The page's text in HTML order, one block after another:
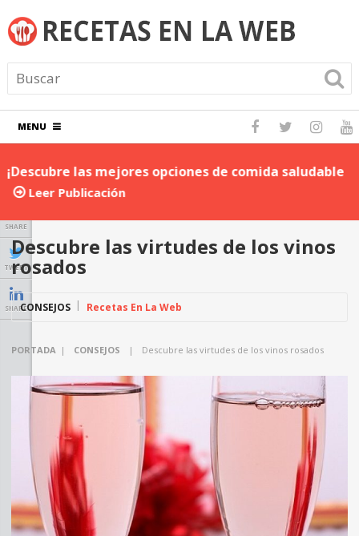
MENU
¡Descubre las mejores opciones de comida saludable
para llevar al trabajo!
Leer Publicación
SHARE
TWEET
SHARE
Descubre las virtudes de los vinos
rosados
CONSEJOS Recetas En La Web
PORTADA | CONSEJOS | Descubre las virtudes de los vinos rosados